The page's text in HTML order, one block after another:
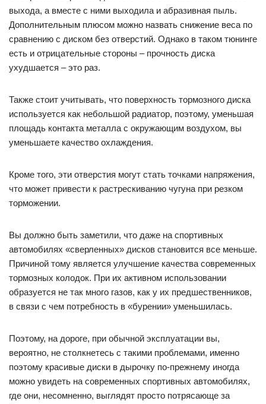
выхода, а вместе с ними выходила и абразивная пыль.
Дополнительным плюсом можно назвать снижение веса по
сравнению с диском без отверстий. Однако в таком тюнинге
есть и отрицательные стороны – прочность диска
ухудшается – это раз.
Также стоит учитывать, что поверхность тормозного диска
используется как небольшой радиатор, поэтому, уменьшая
площадь контакта металла с окружающим воздухом, вы
уменьшаете качество охлаждения.
Кроме того, эти отверстия могут стать точками напряжения,
что может привести к растрескиванию чугуна при резком
торможении.
Вы должно быть заметили, что даже на спортивных
автомобилях «сверленных» дисков становится все меньше.
Причиной тому является улучшение качества современных
тормозных колодок. При их активном использовании
образуется не так много газов, как у их предшественников,
в связи с чем потребность в «бурении» уменьшилась.
Поэтому, на дороге, при обычной эксплуатации вы,
вероятно, не столкнетесь с такими проблемами, именно
поэтому красивые диски в дырочку по-прежнему иногда
можно увидеть на современных спортивных автомобилях,
где они, несомненно, выглядят просто потрясающе за